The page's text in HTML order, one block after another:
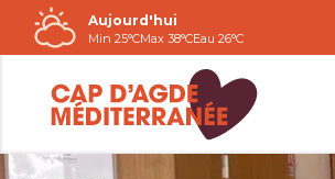
Passer
au
contenu
Aujourd'hui
Min 25°CMax 38°CEau 26°C